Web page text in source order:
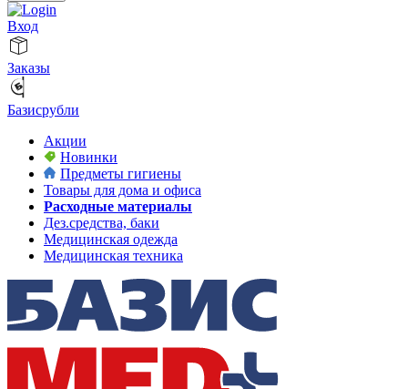
Вход
Заказы
Базисрубли
Акции
Новинки
Предметы гигиены
Товары для дома и офиса
Расходные материалы
Дез.средства, баки
Медицинская одежда
Медицинская техника